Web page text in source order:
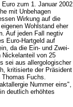
Euro zum 1. Januar 2002
mit Unbehagen
Wirkung auf die
Wohlstand eher
Auf jeden Fall negtiv
Euro-Hartgeld auf
da die Ein- und Zwei-
Nickelanteil von 25
sei aus allergologischer
kritisierte der Präsident
Thomas Fuchs.
Nummer eins",
deutlich erhöhtes